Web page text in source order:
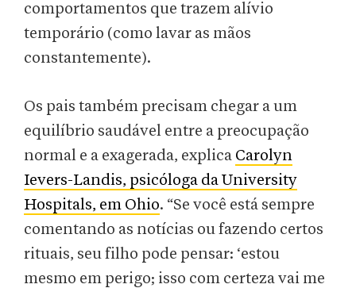
comportamentos que trazem alívio
temporário (como lavar as mãos
constantemente).
Os pais também precisam chegar a um
equilíbrio saudável entre a preocupação
normal e a exagerada, explica Carolyn
Ievers-Landis, psicóloga da University
Hospitals, em Ohio. “Se você está sempre
comentando as notícias ou fazendo certos
rituais, seu filho pode pensar: ‘estou
mesmo em perigo; isso com certeza vai me